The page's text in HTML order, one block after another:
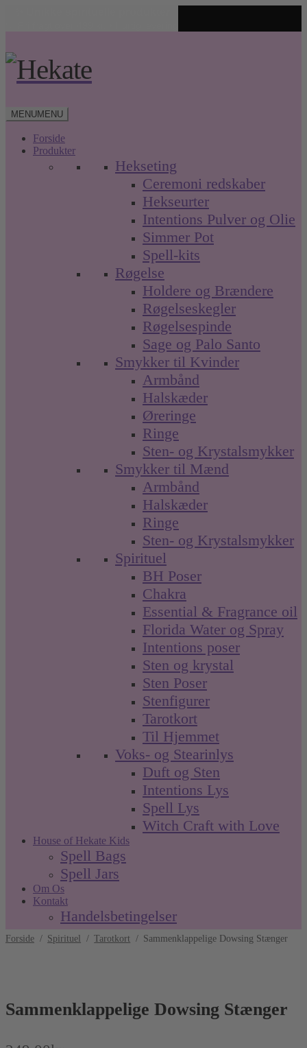
navigation
indhold
MENUMENU
Forside
Produkter
Hekseting
Ceremoni redskaber
Hekseurter
Intentions Pulver og Olie
Simmer Pot
Spell-kits
Røgelse
Holdere og Brændere
Røgelseskegler
Røgelsespinde
Sage og Palo Santo
Smykker til Kvinder
Armbånd
Halskæder
Øreringe
Ringe
Sten- og Krystalsmykker
Smykker til Mænd
Armbånd
Halskæder
Ringe
Sten- og Krystalsmykker
Spirituel
BH Poser
Chakra
Essential & Fragrance oil
Florida Water og Spray
Intentions poser
Sten og krystal
Sten Poser
Stenfigurer
Tarotkort
Til Hjemmet
Voks- og Stearinlys
Duft og Sten
Intentions Lys
Spell Lys
Witch Craft with Love
House of Hekate Kids
Spell Bags
Spell Jars
Om Os
Kontakt
Handelsbetingelser
Forside / Spirituel / Tarotkort / Sammenklappelige Dowsing Stænger
Sammenklappelige Dowsing Stænger